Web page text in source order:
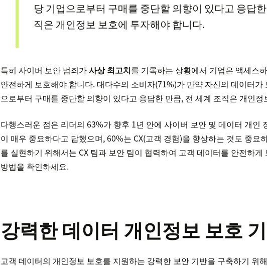
당 기업으로부터 구매를 중단할 의향이 있다고 응답
직은 개인정보 보호에 투자해야 합니다.
특히 사이버 보안 범죄가사상 최고치를 기록하는 상황에서 기업은 액세스
안전하게 보호해야 합니다. 대다수의 소비자(71%)가 만약 자신의 데이터가
으로부터 구매를 중단할 의향이 있다고 응답한 만큼, 전 세계 조직은 개인
다행스러운 점은 리더의 63%가 향후 1년 안에 사이버 보안 및 데이터 개인
이 매우 중요하다고 답했으며, 60%는 CX(고객 경험)을 향상하는 것도 중요
를 실현하기 위해서는 CX 팀과 보안 팀이 협력하여 고객 데이터를 안전하
방법을 확인하세요.
강력한 데이터 개인정보 보호
고객 데이터의 개인정보 보호를 지원하는 강력한 보안 기반을 구축하기 위